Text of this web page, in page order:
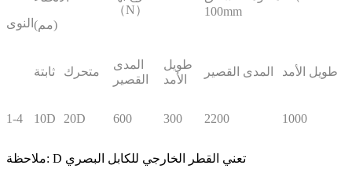
النوى (مم)
（N）
100mm
ثابتة متحرك
المدى
القصير
طويل
الأمد
المدى القصير طويل الأمد
1-4 10D 20D 600 300 2200 1000
ملاحظة: D تعني القطر الخارجي للكابل البصري